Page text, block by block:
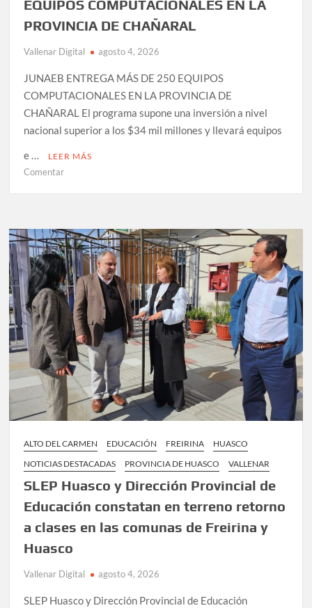
EQUIPOS COMPUTACIONALES EN LA
PROVINCIA DE CHAÑARAL
Vallenar Digital agosto 4, 2026
JUNAEB ENTREGA MÁS DE 250 EQUIPOS
COMPUTACIONALES EN LA PROVINCIA DE
CHAÑARAL El programa supone una inversión a nivel
nacional superior a los $34 mil millones y llevará equipos
e …
LEER MÁS
Comentaren
DE
250
EQUIPOS
COMPUTACIONALES
EN
LA
PROVINCIA
DE
CHAÑARAL
ALTO DEL CARMEN EDUCACIÓN FREIRINA
HUASCO
NOTICIAS DESTACADAS
PROVINCIA DE HUASCO VALLENAR
SLEP Huasco y Dirección Provincial de
Educación constatan en terreno retorno
a clases en las comunas de Freirina y
Huasco
Vallenar Digital agosto 4, 2026
SLEP Huasco y Dirección Provincial de Educación